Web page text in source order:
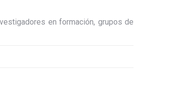
en formación, grupos de